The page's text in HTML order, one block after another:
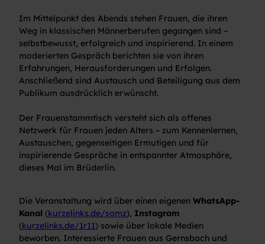
Im Mittelpunkt des Abends stehen Frauen, die ihren
Weg in klassischen Männerberufen gegangen sind –
selbstbewusst, erfolgreich und inspirierend. In einem
moderierten Gespräch berichten sie von ihren
Erfahrungen, Herausforderungen und Erfolgen.
Anschließend sind Austausch und Beteiligung aus dem
Publikum ausdrücklich erwünscht.
Der Frauenstammtisch versteht sich als offenes
Netzwerk für Frauen jeden Alters – zum Kennenlernen,
Austauschen, gegenseitigen Ermutigen und für
inspirierende Gespräche in entspannter Atmosphäre,
dieses Mal im Brüderlin.
Die Veranstaltung wird über einen eigenen WhatsApp-
Kanal (kurzelinks.de/somz), Instagram
(kurzelinks.de/1r11) sowie über lokale Medien
beworben. Interessierte Frauen aus Gernsbach und